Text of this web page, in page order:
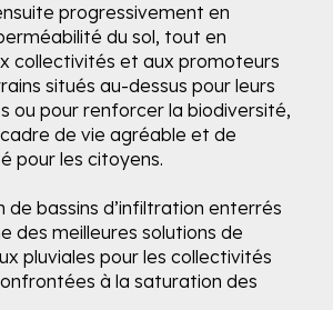
progressivement en
du sol, tout en
collectivités et aux promoteurs
situés au-dessus pour leurs
ou pour renforcer la biodiversité,
de vie agréable et de
pour les citoyens.
de bassins d’infiltration enterrés
des meilleures solutions de
pluviales pour les collectivités
à la saturation des